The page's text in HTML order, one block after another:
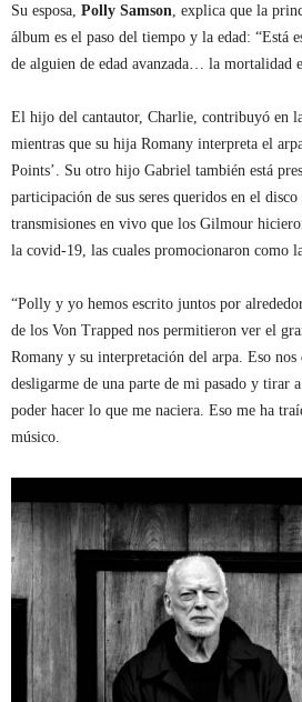
Su esposa, Polly Samson , explica que la
álbum es el paso del tiempo y la edad: “Está
de alguien de edad avanzada… la mortalidad
El hijo del cantautor, Charlie, contribuyó en la
mientras que su hija Romany interpreta el
Points’. Su otro hijo Gabriel también está
participación de sus seres queridos en el
transmisiones en vivo que los Gilmour
la covid-19, las cuales promocionaron como
“Polly y yo hemos escrito juntos por
de los Von Trapped nos permitieron ver el
Romany y su interpretación del arpa. Eso nos
desligarme de una parte de mi pasado y tirar
poder hacer lo que me naciera. Eso me ha
músico.